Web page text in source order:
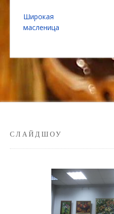
по
записям
Широкая
масленица
СЛАЙДШОУ